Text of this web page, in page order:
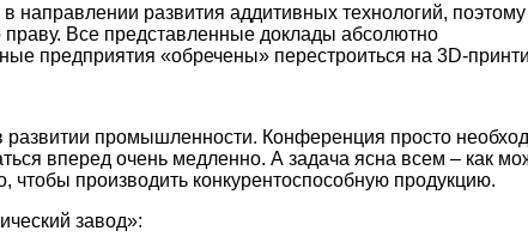
направлении развития аддитивных технологий, поэтому
Все представленные доклады абсолютно
предприятия «обречены» перестроиться на 3D-
развитии промышленности. Конференция просто
вперед очень медленно. А задача ясна всем – как
чтобы производить конкурентоспособную продукцию.
завод»: